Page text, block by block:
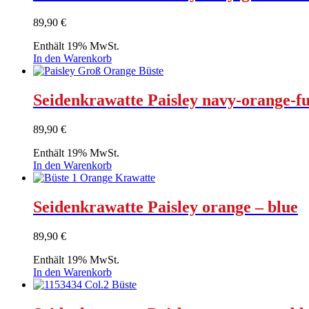
89,90 €
Enthält 19% MwSt.
In den Warenkorb
Seidenkrawatte Paisley navy-orange-
89,90 €
Enthält 19% MwSt.
In den Warenkorb
Seidenkrawatte Paisley orange – blue
89,90 €
Enthält 19% MwSt.
In den Warenkorb